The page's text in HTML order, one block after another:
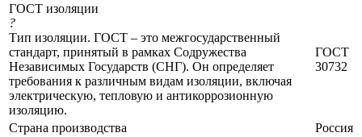
ГОСТ изоляции
?
Тип изоляции. ГОСТ – это межгосударственный
стандарт, принятый в рамках Содружества
Независимых Государств (СНГ). Он определяет
требования к различным видам изоляции, включая
электрическую, тепловую и антикоррозионную
изоляцию.
ГОСТ
30732
Страна производства
Россия